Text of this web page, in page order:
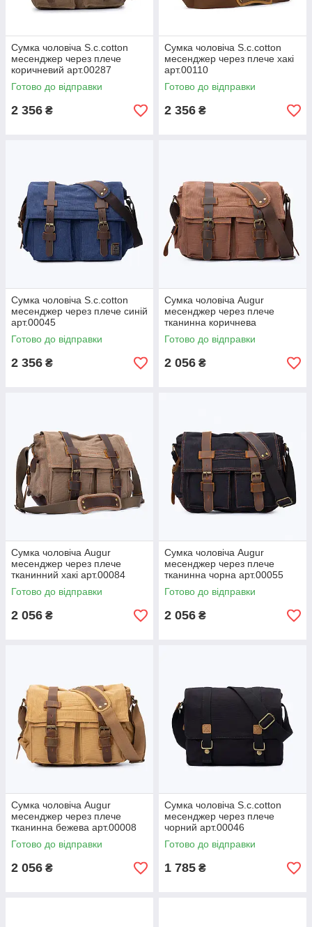
Сумка чоловіча S.c.cotton
месенджер через плече
коричневий арт.00287
Готово до відправки
2 356 ₴
Сумка чоловіча S.c.cotton
месенджер через плече хакі
арт.00110
Готово до відправки
2 356 ₴
Сумка чоловіча S.c.cotton
месенджер через плече синій
арт.00045
Готово до відправки
2 356 ₴
Сумка чоловіча Augur
месенджер через плече
тканинна коричнева
арт.00024
Готово до відправки
2 056 ₴
Сумка чоловіча Augur
месенджер через плече
тканинний хакі арт.00084
Готово до відправки
2 056 ₴
Сумка чоловіча Augur
месенджер через плече
тканинна чорна арт.00055
Готово до відправки
2 056 ₴
Сумка чоловіча Augur
месенджер через плече
тканинна бежева арт.00008
Готово до відправки
2 056 ₴
Сумка чоловіча S.c.cotton
месенджер через плече
чорний арт.00046
Готово до відправки
1 785 ₴